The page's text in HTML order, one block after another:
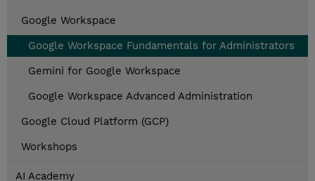
Google Workspace
Google Workspace Fundamentals for Administrators
Gemini for Google Workspace
Google Workspace Advanced Administration
Google Cloud Platform (GCP)
Workshops
AI Academy